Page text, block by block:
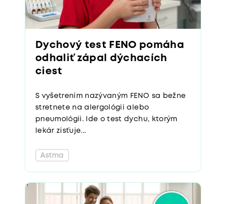
Dychový test FENO pomáha
odhaliť zápal dýchacích
ciest
S vyšetrením nazývaným FENO sa bežne
stretnete na alergológii alebo
pneumológii. Ide o test dychu, ktorým
lekár zisťuje...
Astma